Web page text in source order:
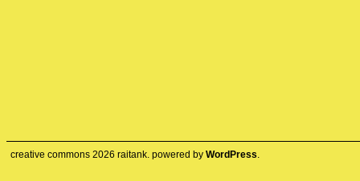
creative commons 2026 raitank. powered by WordPress.